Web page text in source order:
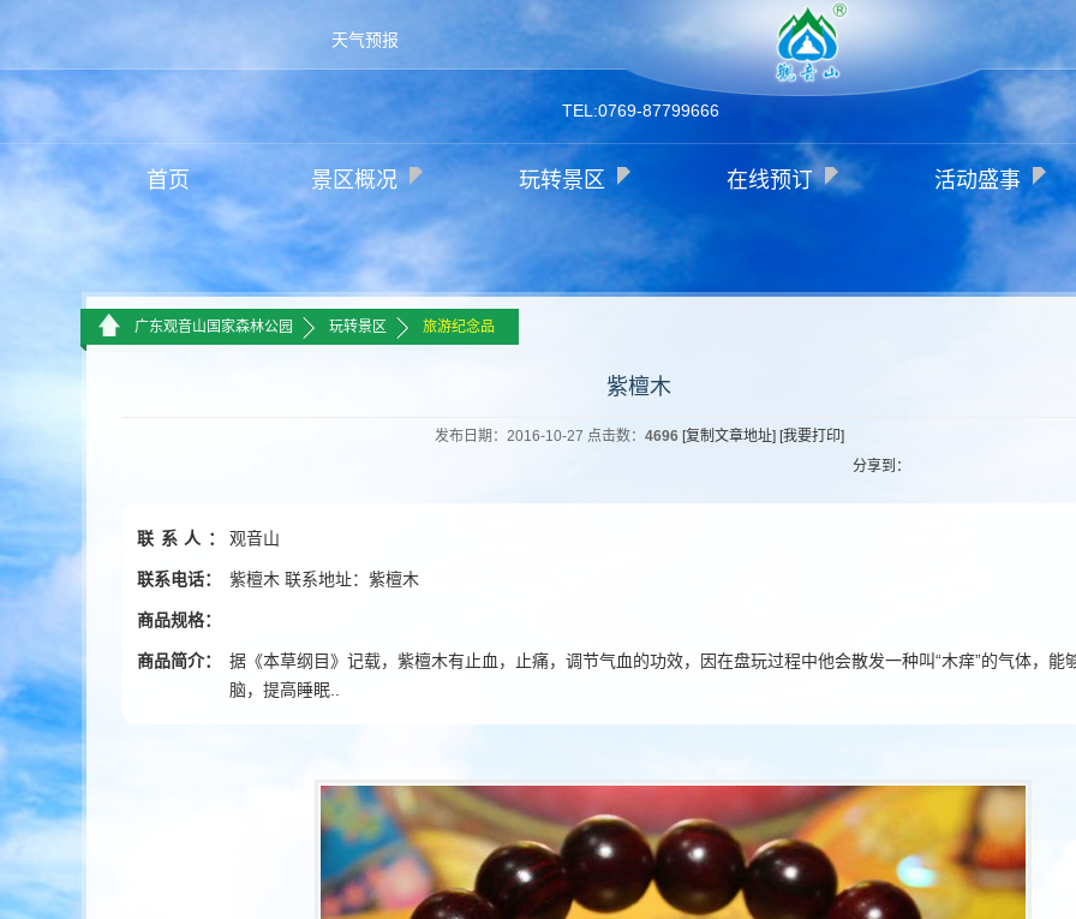
天气预报
TEL:0769-87799666
首页 景区概况 玩转景区 在线预订 活动盛事
广东观音山国家森林公园 >> 玩转景区 >> 旅游纪念品
紫檀木
发布日期：2016-10-27 点击数： 4696 [复制文章地址] [我要打印]
分享到：
联系人：观音山
联系电话： 紫檀木 联系地址：紫檀木
商品规格：
商品简介：
据《本草纲目》记载，紫檀木有止血，止痛，调节气血的功效，因在盘玩过程中他会散发一种叫“木痒”的气体，能
脑，提高睡眠..